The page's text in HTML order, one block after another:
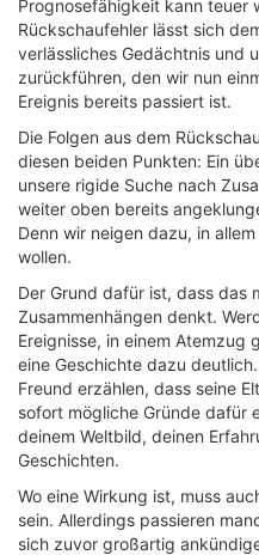
Prognosefähigkeit kann teuer
Rückschaufehler lässt sich
verlässliches Gedächtnis und
zurückführen, den wir nun
Ereignis bereits passiert ist.
Die Folgen aus dem
diesen beiden Punkten: Ein
unsere rigide Suche nach
weiter oben bereits
Denn wir neigen dazu, in
wollen.
Der Grund dafür ist, dass das
Zusammenhängen denkt.
Ereignisse, in einem Atemzug
eine Geschichte dazu
Freund erzählen, dass seine
sofort mögliche Gründe dafür
deinem Weltbild, deinen
Geschichten.
Wo eine Wirkung ist, muss
sein. Allerdings passieren
sich zuvor großartig